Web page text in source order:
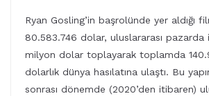
Ryan Gosling’in başrolünde yer aldığı
80.583.746 dolar, uluslararası pazarda
milyon dolar toplayarak toplamda
dolarlık dünya hasılatına ulaştı. Bu
sonrası dönemde (2020’den itibaren)